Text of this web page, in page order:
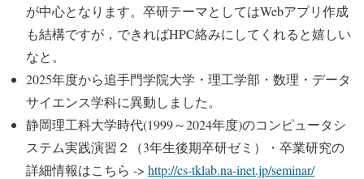
が中心となります。卒研テーマとしてはWebアプリ作成
も結構ですが，できればHPC絡みにしてくれると嬉しい
なと。
2025年度から追手門学院大学・理工学部・数理・データ
サイエンス学科に異動しました。
静岡理工科大学時代(1999～2024年度)のコンピュータシ
ステム実践演習２（3年生後期卒研ゼミ）・卒業研究の
詳細情報はこちら -> http://cs-tklab.na-inet.jp/seminar/